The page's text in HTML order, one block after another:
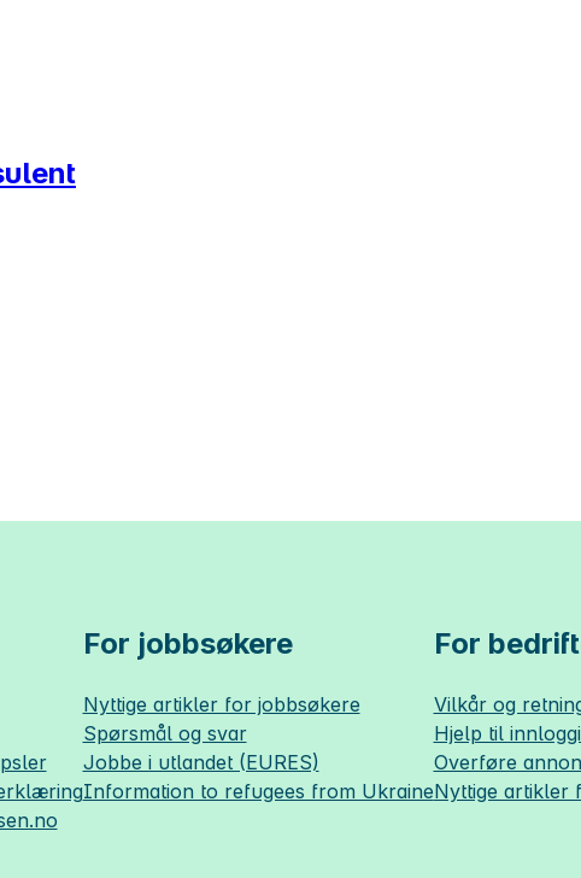
For jobbsøkere
Nyttige artikler for jobbsøkere
Spørsmål og svar
Jobbe i utlandet (EURES)
Information to refugees from Ukraine
For
Vilkår og
Hjelp til
Overføre
Nyttige artikler